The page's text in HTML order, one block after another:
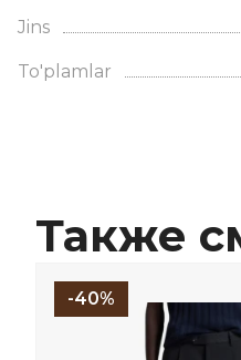
Jins
To'plamlar
Также
-40%